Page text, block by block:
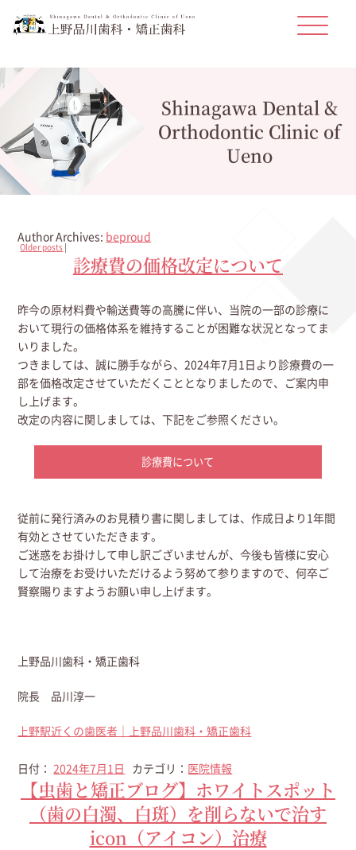
Shinagawa Dental &
Orthodontic Clinic of
Ueno
Author Archives: beproud
Older posts |
診療費の価格改定について
昨今の原材料費や輸送費等の高騰に伴い、当院の一部の診療に
おいて現行の価格体系を維持することが困難な状況となってま
いりました。
つきましては、誠に勝手ながら、2024年7月1日より診療費の一
部を価格改定させていただくこととなりましたので、ご案内申
し上げます。
改定の内容に関しましては、下記をご参照ください。
診療費について
従前に発行済みのお見積り書に関しましては、作成日より1年間
有効とさせていただきます。
ご迷惑をお掛けして申し訳ございませんが、今後も皆様に安心
して治療をお受けいただけるよう努めて参りますので、何卒ご
賢察賜りますようお願い申し上げます。
上野品川歯科・矯正歯科
院長 品川淳一
上野駅近くの歯医者｜上野品川歯科・矯正歯科
日付：2024年7月1日 カテゴリ： 医院情報
【虫歯と矯正ブログ】ホワイトスポット
（歯の白濁、白斑）を削らないで治す
icon（アイコン）治療